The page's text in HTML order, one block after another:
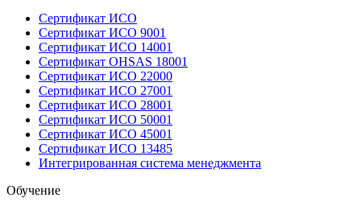
Сертификат ИСО
Сертификат ИСО 9001
Сертификат ИСО 14001
Сертификат OHSAS 18001
Сертификат ИСО 22000
Сертификат ИСО 27001
Сертификат ИСО 28001
Сертификат ИСО 50001
Сертификат ИСО 45001
Сертификат ИСО 13485
Интегрированная система менеджмента
Обучение